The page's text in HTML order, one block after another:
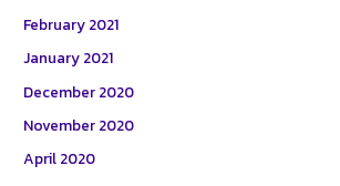
February 2021
January 2021
December 2020
November 2020
April 2020